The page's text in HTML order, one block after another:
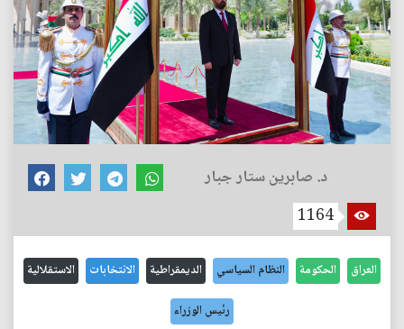
د. صابرين ستار جبار
1164
العراق الحكومة النظام السياسي الديمقراطية الانتخابات الاستقلالية
رئيس الوزراء